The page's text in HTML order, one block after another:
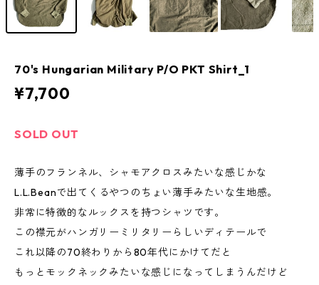
70's Hungarian Military P/O PKT Shirt_1
¥7,700
SOLD OUT
薄手のフランネル、シャモアクロスみたいな感じかな
L.L.Beanで出てくるやつのちょい薄手みたいな生地感。
非常に特徴的なルックスを持つシャツです。
この襟元がハンガリーミリタリーらしいディテールで
これ以降の70終わりから80年代にかけてだと
もっとモックネックみたいな感じになってしまうんだけど